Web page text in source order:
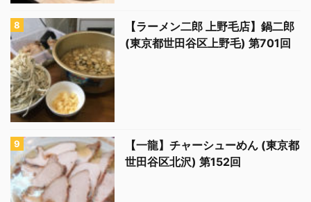
【ラーメン二郎 上野毛店】鍋二郎
(東京都世田谷区上野毛) 第701回
【一龍】チャーシューめん (東京都
世田谷区北沢) 第152回